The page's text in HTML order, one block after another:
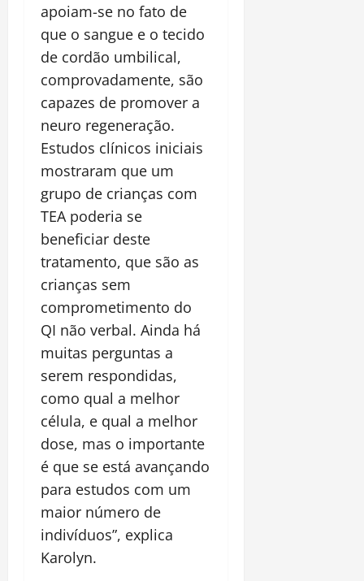
apoiam-se no fato de
que o sangue e o tecido
de cordão umbilical,
comprovadamente, são
capazes de promover a
neuro regeneração.
Estudos clínicos iniciais
mostraram que um
grupo de crianças com
TEA poderia se
beneficiar deste
tratamento, que são as
crianças sem
comprometimento do
QI não verbal. Ainda há
muitas perguntas a
serem respondidas,
como qual a melhor
célula, e qual a melhor
dose, mas o importante
é que se está avançando
para estudos com um
maior número de
indivíduos”, explica
Karolyn.